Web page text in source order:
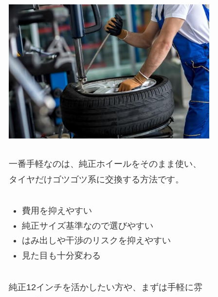
一番手軽なのは、純正ホイールをそのまま使い、
費用を抑えやすい
はみ出しや干渉のリスクを抑えやすい
見た目も十分変わる
純正12インチを活かしたい方や、まずは手軽に雰